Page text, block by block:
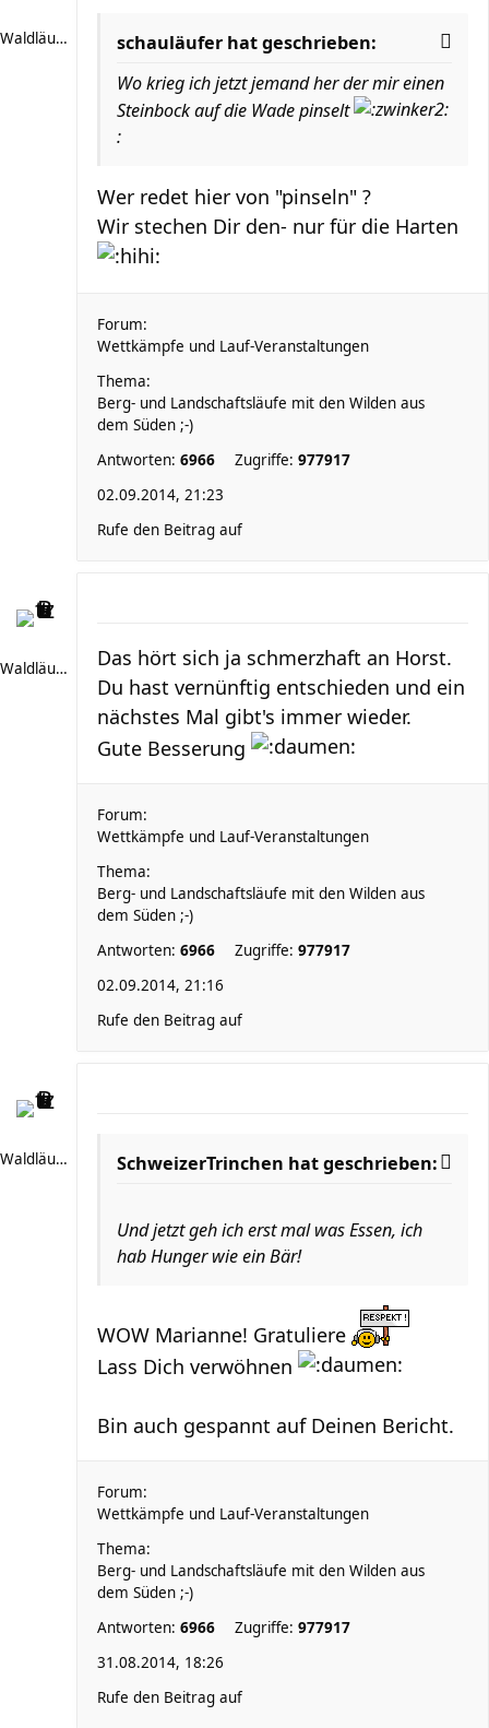
Waldläufer 66
schauläufer hat geschrieben:
Wo krieg ich jetzt jemand her der mir einen
Steinbock auf die Wade pinselt
:
Wer redet hier von "pinseln" ?
Wir stechen Dir den- nur für die Harten
Forum:
Wettkämpfe und Lauf-Veranstaltungen
Thema:
Berg- und Landschaftsläufe mit den Wilden aus
dem Süden ;-)
Antworten: 6966 Zugriffe: 977917
02.09.2014, 21:23
Rufe den Beitrag auf
Waldläufer 66
Das hört sich ja schmerzhaft an Horst.
Du hast vernünftig entschieden und ein
nächstes Mal gibt's immer wieder.
Gute Besserung
Forum:
Wettkämpfe und Lauf-Veranstaltungen
Thema:
Berg- und Landschaftsläufe mit den Wilden aus
dem Süden ;-)
Antworten: 6966 Zugriffe: 977917
02.09.2014, 21:16
Rufe den Beitrag auf
Waldläufer 66 SchweizerTrinchen hat geschrieben:
Und jetzt geh ich erst mal was Essen, ich
hab Hunger wie ein Bär!
WOW Marianne! Gratuliere
Lass Dich verwöhnen
Bin auch gespannt auf Deinen Bericht.
Forum:
Wettkämpfe und Lauf-Veranstaltungen
Thema:
Berg- und Landschaftsläufe mit den Wilden aus
dem Süden ;-)
Antworten: 6966 Zugriffe: 977917
31.08.2014, 18:26
Rufe den Beitrag auf